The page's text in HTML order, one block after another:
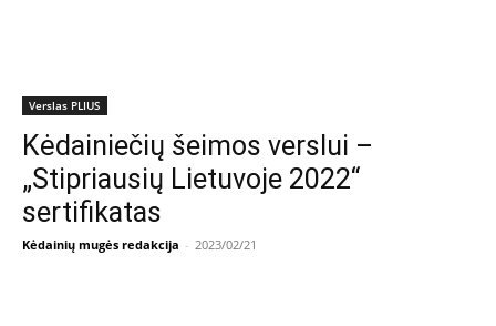
Verslas PLIUS
Kėdainiečių šeimos verslui –
„Stipriausių Lietuvoje 2022“
sertifikatas
Kėdainių mugės redakcija - 2023/02/21